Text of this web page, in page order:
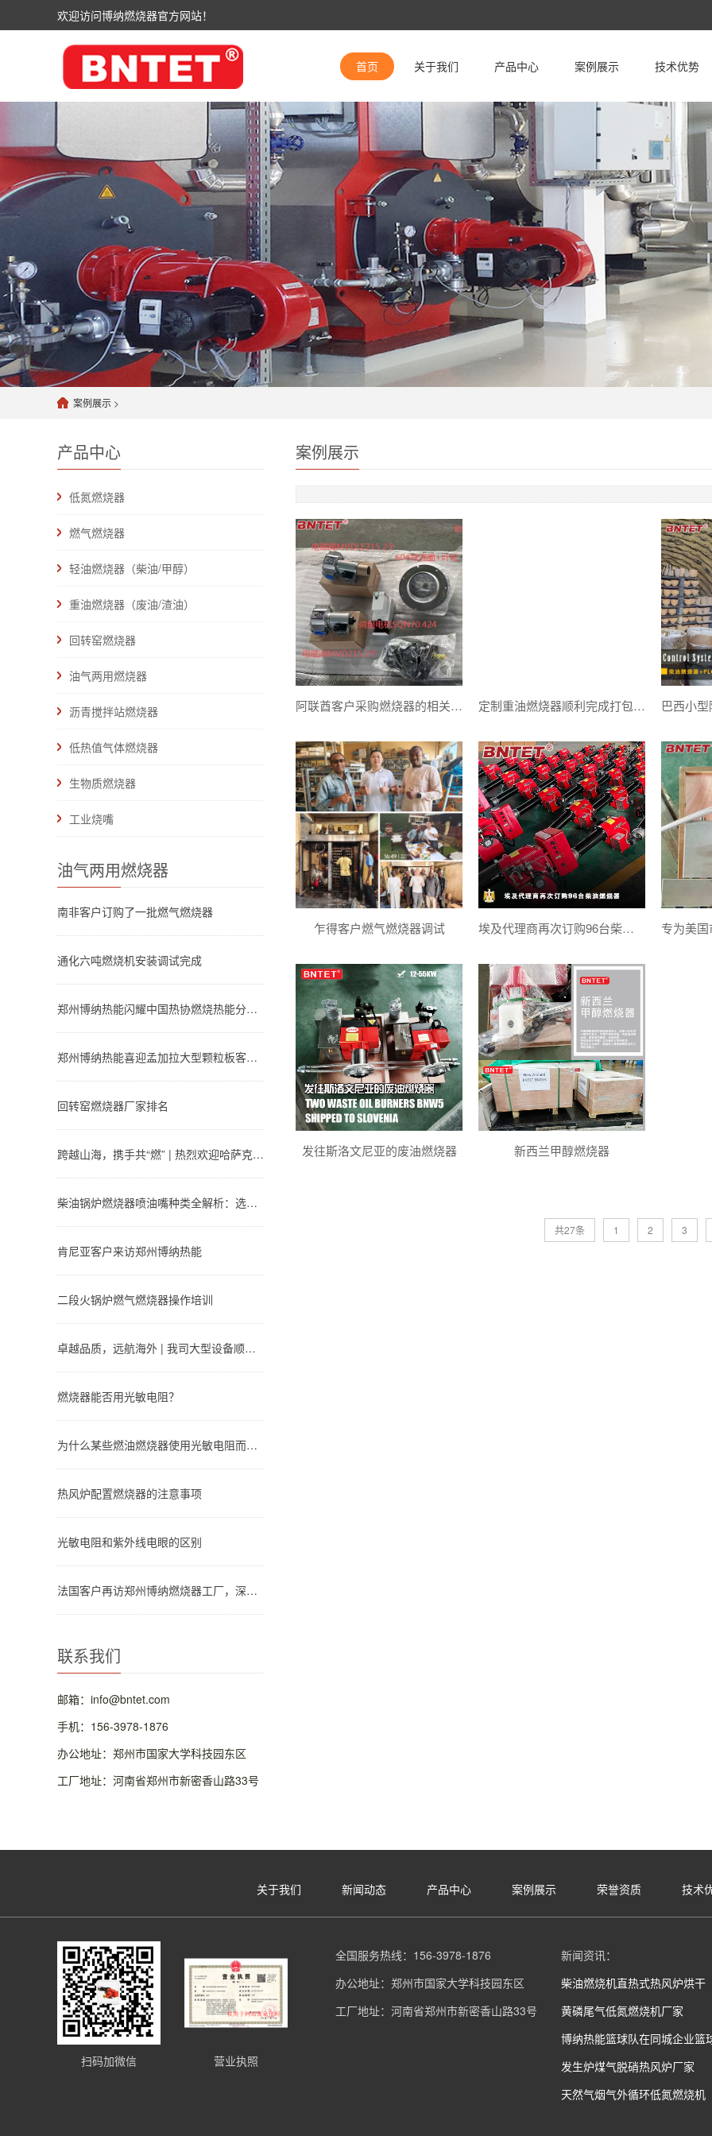
欢迎访问博纳燃烧器官方网站！
首页 关于我们 产品中心 案例展示 技术优势
案例展示 >
产品中心
低氮燃烧器
燃气燃烧器
轻油燃烧器（柴油/甲醇）
重油燃烧器（废油/渣油）
回转窑燃烧器
油气两用燃烧器
沥青搅拌站燃烧器
低热值气体燃烧器
生物质燃烧器
工业烧嘴
油气两用燃烧器
南非客户订购了一批燃气燃烧器
通化六吨燃烧机安装调试完成
郑州博纳热能闪耀中国热协燃烧热能分会成立大会，总经理王鑫分享国际开拓经验
郑州博纳热能喜迎孟加拉大型颗粒板客户到访，共探清洁能源改造新路径
回转窑燃烧器厂家排名
跨越山海，携手共“燃” | 热烈欢迎哈萨克斯坦合作伙伴莅临考察
柴油锅炉燃烧器喷油嘴种类全解析：选对类型，效率提升 30%
肯尼亚客户来访郑州博纳热能
二段火锅炉燃气燃烧器操作培训
卓越品质，远航海外 | 我司大型设备顺利完成交付
燃烧器能否用光敏电阻？
为什么某些燃油燃烧器使用光敏电阻而不是紫外线电眼？
热风炉配置燃烧器的注意事项
光敏电阻和紫外线电眼的区别
法国客户再访郑州博纳燃烧器工厂，深度考察重油燃烧器技术
联系我们
邮箱：info@bntet.com
手机：156-3978-1876
办公地址：郑州市国家大学科技园东区
工厂地址：河南省郑州市新密香山路33号
案例展示
阿联酋客户采购燃烧器的相关配件 定制重油燃烧器顺利完成打包，正式发往约旦
乍得客户燃气燃烧器调试 埃及代理商再次订购96台柴油燃烧器
发往斯洛文尼亚的废油燃烧器 新西兰甲醇燃烧器
共27条 1 2 3
关于我们 新闻动态 产品中心 案例展示 荣誉资质 技术
扫码加微信 营业执照
全国服务热线：156-3978-1876
办公地址：郑州市国家大学科技园东区
工厂地址：河南省郑州市新密香山路33号
新闻资讯：
柴油燃烧机直热式热风炉烘干
黄磷尾气低氮燃烧机厂家
博纳热能篮球队在同城企业篮
发生炉煤气脱硝热风炉厂家
天然气烟气外循环低氮燃烧机